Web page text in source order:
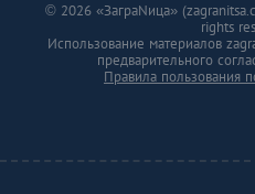
© 2026 «ЗаграNица»
rights
Использование материалов
предварительного
Правила пользования